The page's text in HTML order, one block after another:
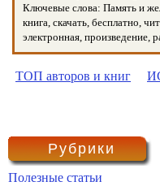
Ключевые слова: Память и
книга, скачать, бесплатно,
электронная, произведение,
ТОП авторов и книг
Рубрики
Полезные статьи